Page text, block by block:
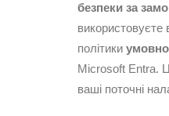
безпеки за
використовуєте
політики
Microsoft Entra.
ваші поточні